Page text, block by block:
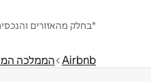
*בחלק מהאזורים
Airbnb הממלכה